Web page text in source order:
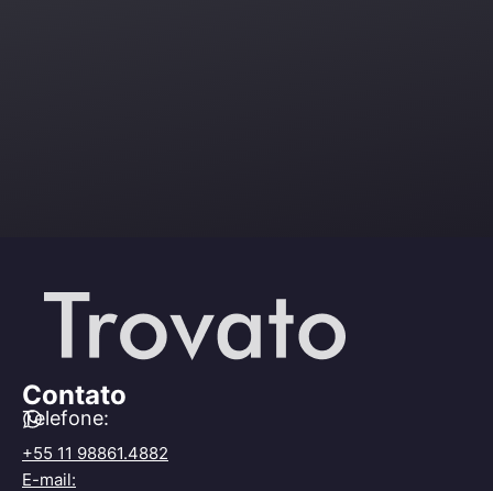
Contato
Telefone:
+55 11 98861.4882
E-mail: